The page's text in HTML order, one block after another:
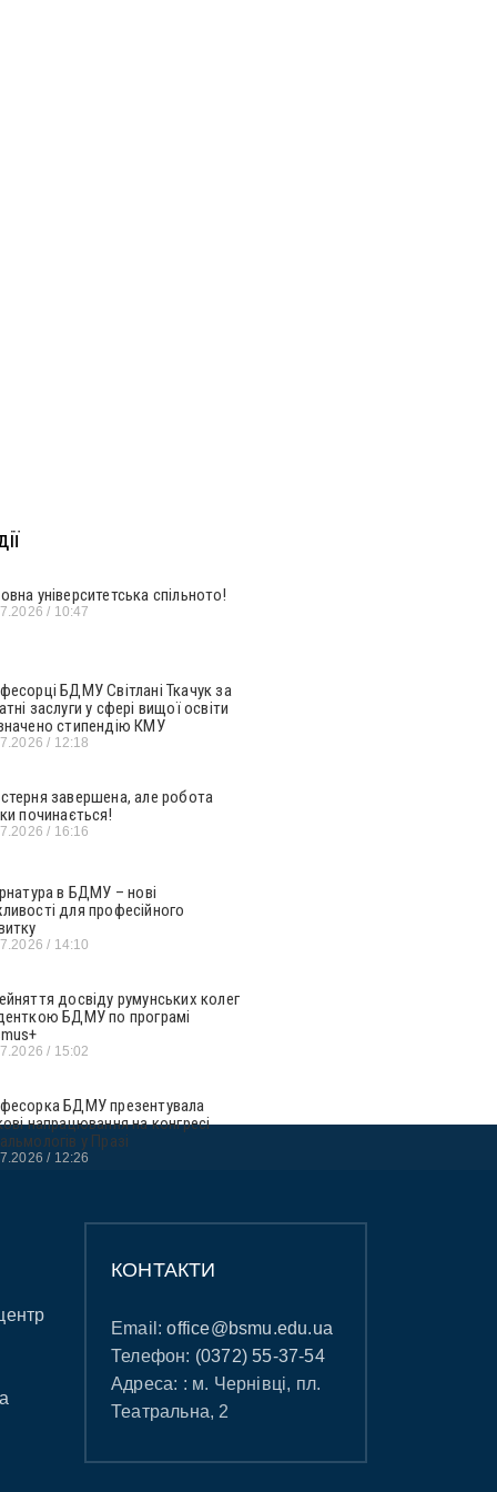
університетська спільното!
10:47
БДМУ Світлані Ткачук за
заслуги у сфері вищої освіти
стипендію КМУ
12:18
завершена, але робота
починається!
16:16
в БДМУ – нові
для професійного
14:10
досвіду румунських колег
БДМУ по програмі
15:02
БДМУ презентувала
напрацювання на конгресі
у Празі
12:26
КОНТАКТИ
Email:office@bsmu.edu.ua
Телефон: (0372) 55-37-54
Адреса: : м. Чернівці, пл.
Театральна, 2